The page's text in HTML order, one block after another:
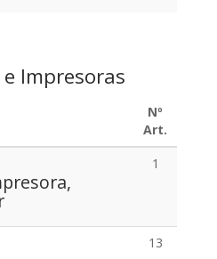
Impresoras
Nº
Art.
1
13